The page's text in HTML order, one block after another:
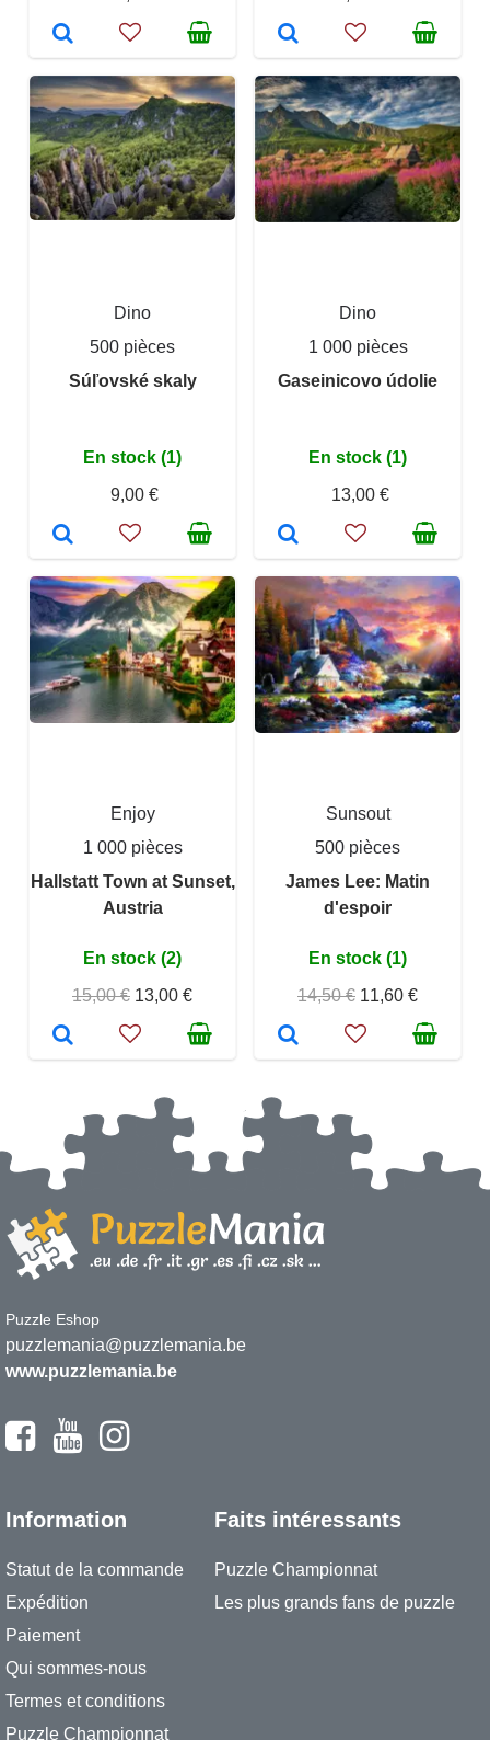
Dino
500 pièces
Súľovské skaly
En stock (1)
9,00 €
Dino
1 000 pièces
Gaseinicovo údolie
En stock (1)
13,00 €
Enjoy
1 000 pièces
Hallstatt Town at Sunset,
Austria
En stock (2)
15,00 € 13,00 €
Sunsout
500 pièces
James Lee: Matin
d'espoir
En stock (1)
14,50 € 11,60 €
Puzzle Eshop
puzzlemania@puzzlemania.be
www.puzzlemania.be
Information
Statut de la commande
Expédition
Paiement
Qui sommes-nous
Termes et conditions
Puzzle Championnat
Faits intéressants
Puzzle Championnat
Les plus grands fans de puzzle